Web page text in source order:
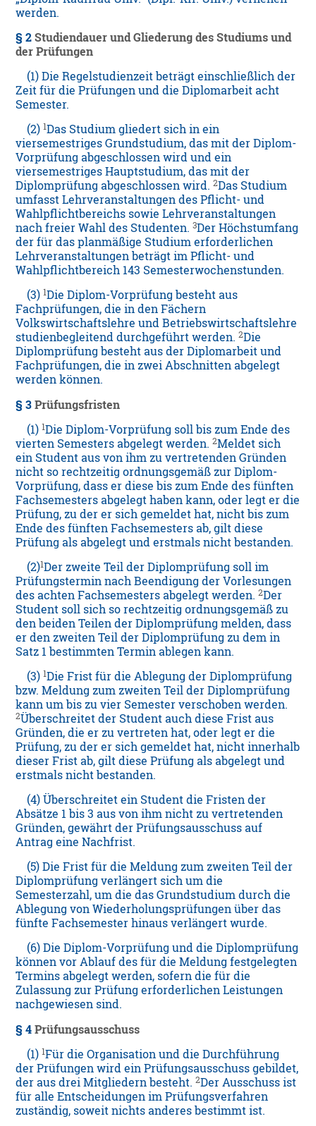
werden.
§ 2 Studiendauer und Gliederung des Studiums und
der Prüfungen
(1) Die Regelstudienzeit beträgt einschließlich der
Zeit für die Prüfungen und die Diplomarbeit acht
Semester.
(2)1Das Studium gliedert sich in ein
viersemestriges Grundstudium, das mit der Diplom-
Vorprüfung abgeschlossen wird und ein
viersemestriges Hauptstudium, das mit der
Diplomprüfung abgeschlossen wird.2Das Studium
umfasst Lehrveranstaltungen des Pflicht- und
Wahlpflichtbereichs sowie Lehrveranstaltungen
nach freier Wahl des Studenten.3Der Höchstumfang
der für das planmäßige Studium erforderlichen
Lehrveranstaltungen beträgt im Pflicht- und
Wahlpflichtbereich 143 Semesterwochenstunden.
(3)1Die Diplom-Vorprüfung besteht aus
Fachprüfungen, die in den Fächern
Volkswirtschaftslehre und Betriebswirtschaftslehre
studienbegleitend durchgeführt werden.2Die
Diplomprüfung besteht aus der Diplomarbeit und
Fachprüfungen, die in zwei Abschnitten abgelegt
werden können.
§ 3 Prüfungsfristen
(1)1Die Diplom-Vorprüfung soll bis zum Ende des
vierten Semesters abgelegt werden.2Meldet sich
ein Student aus von ihm zu vertretenden Gründen
nicht so rechtzeitig ordnungsgemäß zur Diplom-
Vorprüfung, dass er diese bis zum Ende des fünften
Fachsemesters abgelegt haben kann, oder legt er die
Prüfung, zu der er sich gemeldet hat, nicht bis zum
Ende des fünften Fachsemesters ab, gilt diese
Prüfung als abgelegt und erstmals nicht bestanden.
(2)1Der zweite Teil der Diplomprüfung soll im
Prüfungstermin nach Beendigung der Vorlesungen
des achten Fachsemesters abgelegt werden.2Der
Student soll sich so rechtzeitig ordnungsgemäß zu
den beiden Teilen der Diplomprüfung melden, dass
er den zweiten Teil der Diplomprüfung zu dem in
Satz 1 bestimmten Termin ablegen kann.
(3)1Die Frist für die Ablegung der Diplomprüfung
bzw. Meldung zum zweiten Teil der Diplomprüfung
kann um bis zu vier Semester verschoben werden.
2Überschreitet der Student auch diese Frist aus
Gründen, die er zu vertreten hat, oder legt er die
Prüfung, zu der er sich gemeldet hat, nicht innerhalb
dieser Frist ab, gilt diese Prüfung als abgelegt und
erstmals nicht bestanden.
(4) Überschreitet ein Student die Fristen der
Absätze 1 bis 3 aus von ihm nicht zu vertretenden
Gründen, gewährt der Prüfungsausschuss auf
Antrag eine Nachfrist.
(5) Die Frist für die Meldung zum zweiten Teil der
Diplomprüfung verlängert sich um die
Semesterzahl, um die das Grundstudium durch die
Ablegung von Wiederholungsprüfungen über das
fünfte Fachsemester hinaus verlängert wurde.
(6) Die Diplom-Vorprüfung und die Diplomprüfung
können vor Ablauf des für die Meldung festgelegten
Termins abgelegt werden, sofern die für die
Zulassung zur Prüfung erforderlichen Leistungen
nachgewiesen sind.
§ 4 Prüfungsausschuss
(1)1Für die Organisation und die Durchführung
der Prüfungen wird ein Prüfungsausschuss gebildet,
der aus drei Mitgliedern besteht.2Der Ausschuss ist
für alle Entscheidungen im Prüfungsverfahren
zuständig, soweit nichts anderes bestimmt ist.